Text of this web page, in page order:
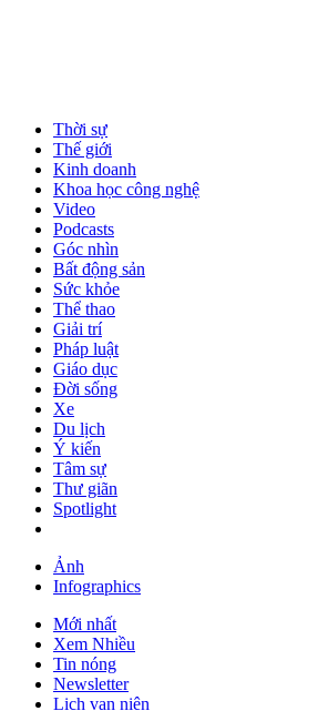
Thời sự
Thế giới
Kinh doanh
Khoa học công nghệ
Video
Podcasts
Góc nhìn
Bất động sản
Sức khỏe
Thể thao
Giải trí
Pháp luật
Giáo dục
Đời sống
Xe
Du lịch
Ý kiến
Tâm sự
Thư giãn
Spotlight
Ảnh
Infographics
Mới nhất
Xem Nhiều
Tin nóng
Newsletter
Lịch vạn niên